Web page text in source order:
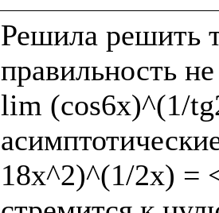
Решила решить
правильность
lim (cos6x)^(1/
18x^2)^(1/2x) =